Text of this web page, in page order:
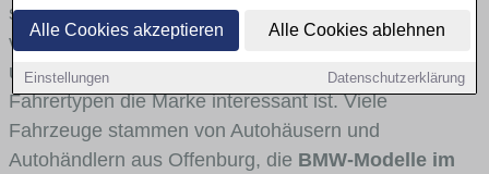
Alle Cookies akzeptieren Alle Cookies ablehnen
Einstellungen Datenschutzerklärung
skizzieren, in welchen Fahrzeugklassen BMW stark
vertreten ist, welche Modellreihen häufig im Stadt-
und Umlandverkehr zu sehen sind und für welche
Fahrertypen die Marke interessant ist. Viele
Fahrzeuge stammen von Autohäusern und
Autohändlern aus Offenburg, die BMW-Modelle im